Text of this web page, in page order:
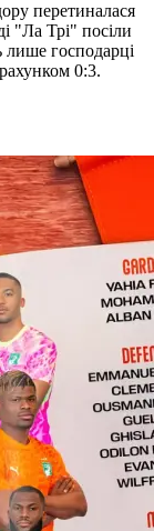
перетиналася
"Ла Трі" посіли
господарці
0:3.